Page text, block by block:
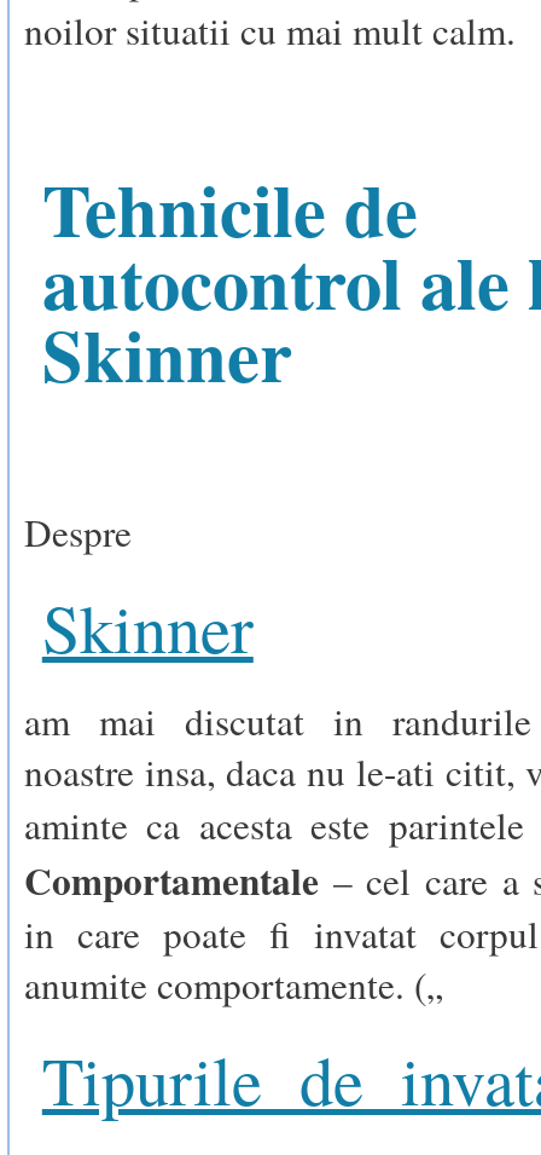
noilor situatii cu mai mult calm.
Tehnicile de
autocontrol ale
Skinner
Despre
Skinner
am mai discutat in
noastre insa, daca nu le-ati citit,
aminte ca acesta este
Comportamentale– cel care a
in care poate fi invatat
anumite comportamente. („
Tipurile de